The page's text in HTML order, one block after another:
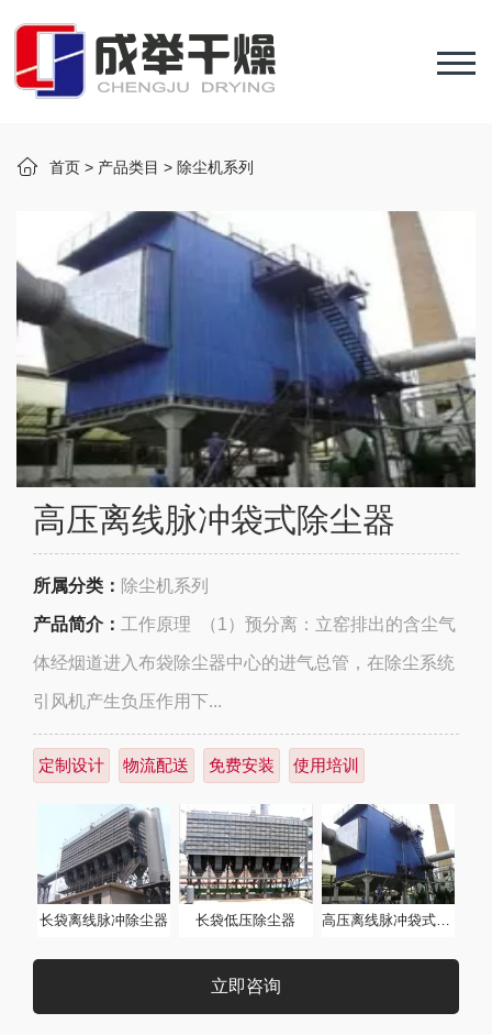
首页 > 产品类目 > 除尘机系列
高压离线脉冲袋式除尘器
所属分类： 除尘机系列
产品简介： 工作原理 （1）预分离：立窑排出的含尘气
体经烟道进入布袋除尘器中心的进气总管，在除尘系统
引风机产生负压作用下...
定制设计 物流配送 免费安装 使用培训
长袋离线脉冲除尘器 长袋低压除尘器 高压离线脉冲袋式除尘器
立即咨询